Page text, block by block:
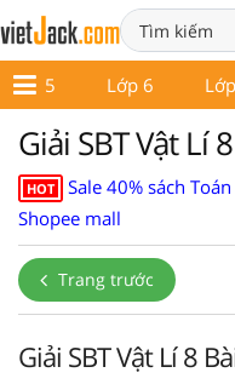
Lớp 5 Lớp 6
Giải SBT Vật Lí
HOT
Sale 40% sách
Shopee mall
Trang trước
Giải SBT Vật Lí 8